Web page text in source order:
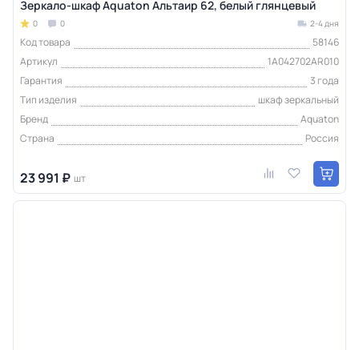
Зеркало-шкаф Aquaton Альтаир 62, белый глянцевый
0 0 2-4 дня
Код товара
58146
Артикул
1A042702AR010
Гарантия
3 года
Тип изделия
шкаф зеркальный
Бренд
Aquaton
Страна
Россия
23 991 ₽ шт